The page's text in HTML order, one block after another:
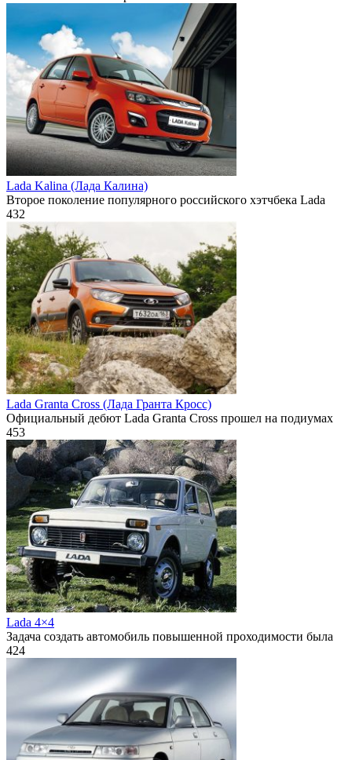
Lada Kalina (Лада Калина)
Второе поколение популярного российского хэтчбека Lada
432
Lada Granta Cross (Лада Гранта Кросс)
Официальный дебют Lada Granta Cross прошел на подиумах
453
Lada 4×4
Задача создать автомобиль повышенной проходимости была
424